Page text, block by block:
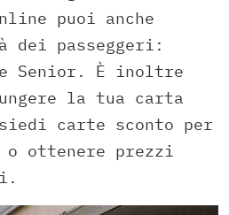
puoi anche
dei passeggeri:
Senior. È inoltre
la tua carta
carte sconto per
o ottenere prezzi